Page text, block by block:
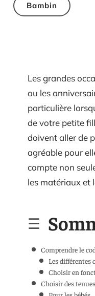
Bambin
Les grandes
ou les
particulière
de votre petite
doivent aller de
agréable pour
compte non
les matériaux et
Comprendre le
Les différentes
Choisir en
Choisir des